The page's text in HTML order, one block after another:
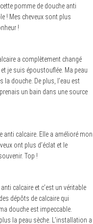
pomme de douche anti
! Mes cheveux sont plus
!
a complètement changé
je suis époustouflée. Ma peau
la douche. De plus, l’eau est
un bain dans une source
calcaire. Elle a amélioré mon
ont plus d’éclat et le
Top !
calcaire et c’est un véritable
dépôts de calcaire qui
douche est impeccable.
la peau sèche. L’installation a